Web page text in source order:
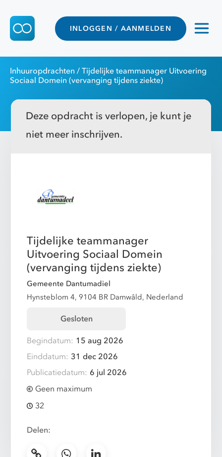
INLOGGEN / AANMELDEN
Inhuuropdrachten / Tijdelijke teammanager Uitvoering
Sociaal Domein (vervanging tijdens ziekte)
Deze opdracht is verlopen, je kunt je
niet meer inschrijven.
Tijdelijke teammanager
Uitvoering Sociaal Domein
(vervanging tijdens ziekte)
Gemeente Dantumadiel
Hynsteblom 4, 9104 BR Damwâld, Nederland
Gesloten
Begindatum: 15 aug 2026
Einddatum: 31 dec 2026
Publicatiedatum: 6 jul 2026
Geen maximum
32
Delen: